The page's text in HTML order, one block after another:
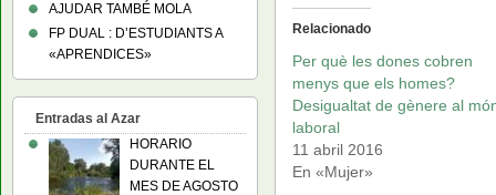
Relacionado
Per què les dones cobren
menys que els homes?
Desigualtat de gènere al
laboral
11 abril 2016
En «Mujer»
AJUDAR TAMBÉ MOLA
FP DUAL : D’ESTUDIANTS A
«APRENDICES»
Entradas al Azar
HORARIO
DURANTE EL
MES DE AGOSTO